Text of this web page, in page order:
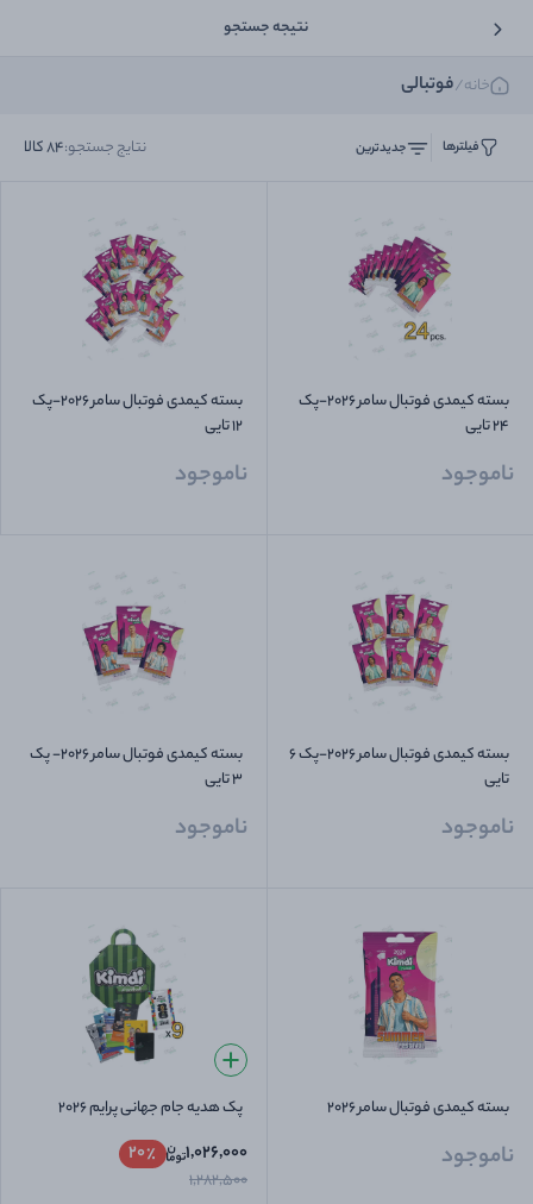
نتیجه جستجو
خانه/فوتبالی
فیلترها جدیدترین نتایج جستجو:84کالا
بسته کیمدی فوتبال سامر 2026-پک
24 تایی
ناموجود
بسته کیمدی فوتبال سامر 2026-پک
12 تایی
ناموجود
بسته کیمدی فوتبال سامر 2026-پک 6
تایی
ناموجود
بسته کیمدی فوتبال سامر 2026- پک
3 تایی
ناموجود
بسته کیمدی فوتبال سامر 2026
ناموجود
پک هدیه جام جهانی پرایم 2026
1,026,000
20
1,282,500